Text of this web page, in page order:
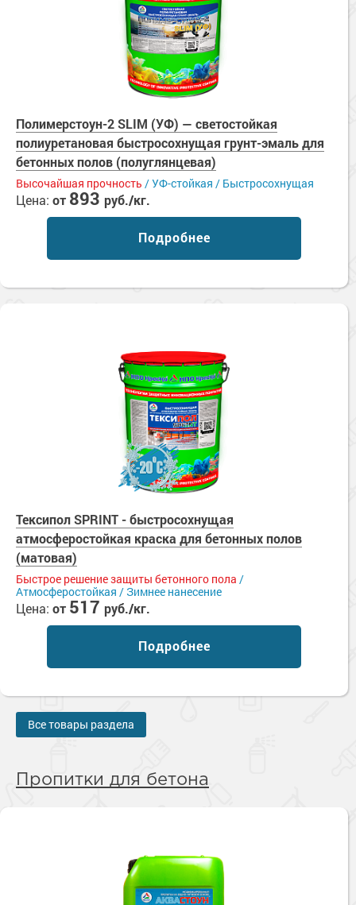
Полимерстоун-2 SLIM (УФ) — светостойкая
полиуретановая быстросохнущая грунт-эмаль для
бетонных полов (полуглянцевая)
Высочайшая прочность / УФ-стойкая / Быстросохнущая
Цена: от 893 руб./кг.
Подробнее
Тексипол SPRINT - быстросохнущая
атмосферостойкая краска для бетонных полов
(матовая)
Быстрое решение защиты бетонного пола /
Атмосферостойкая / Зимнее нанесение
Цена: от 517 руб./кг.
Подробнее
Все товары раздела
Пропитки для бетона